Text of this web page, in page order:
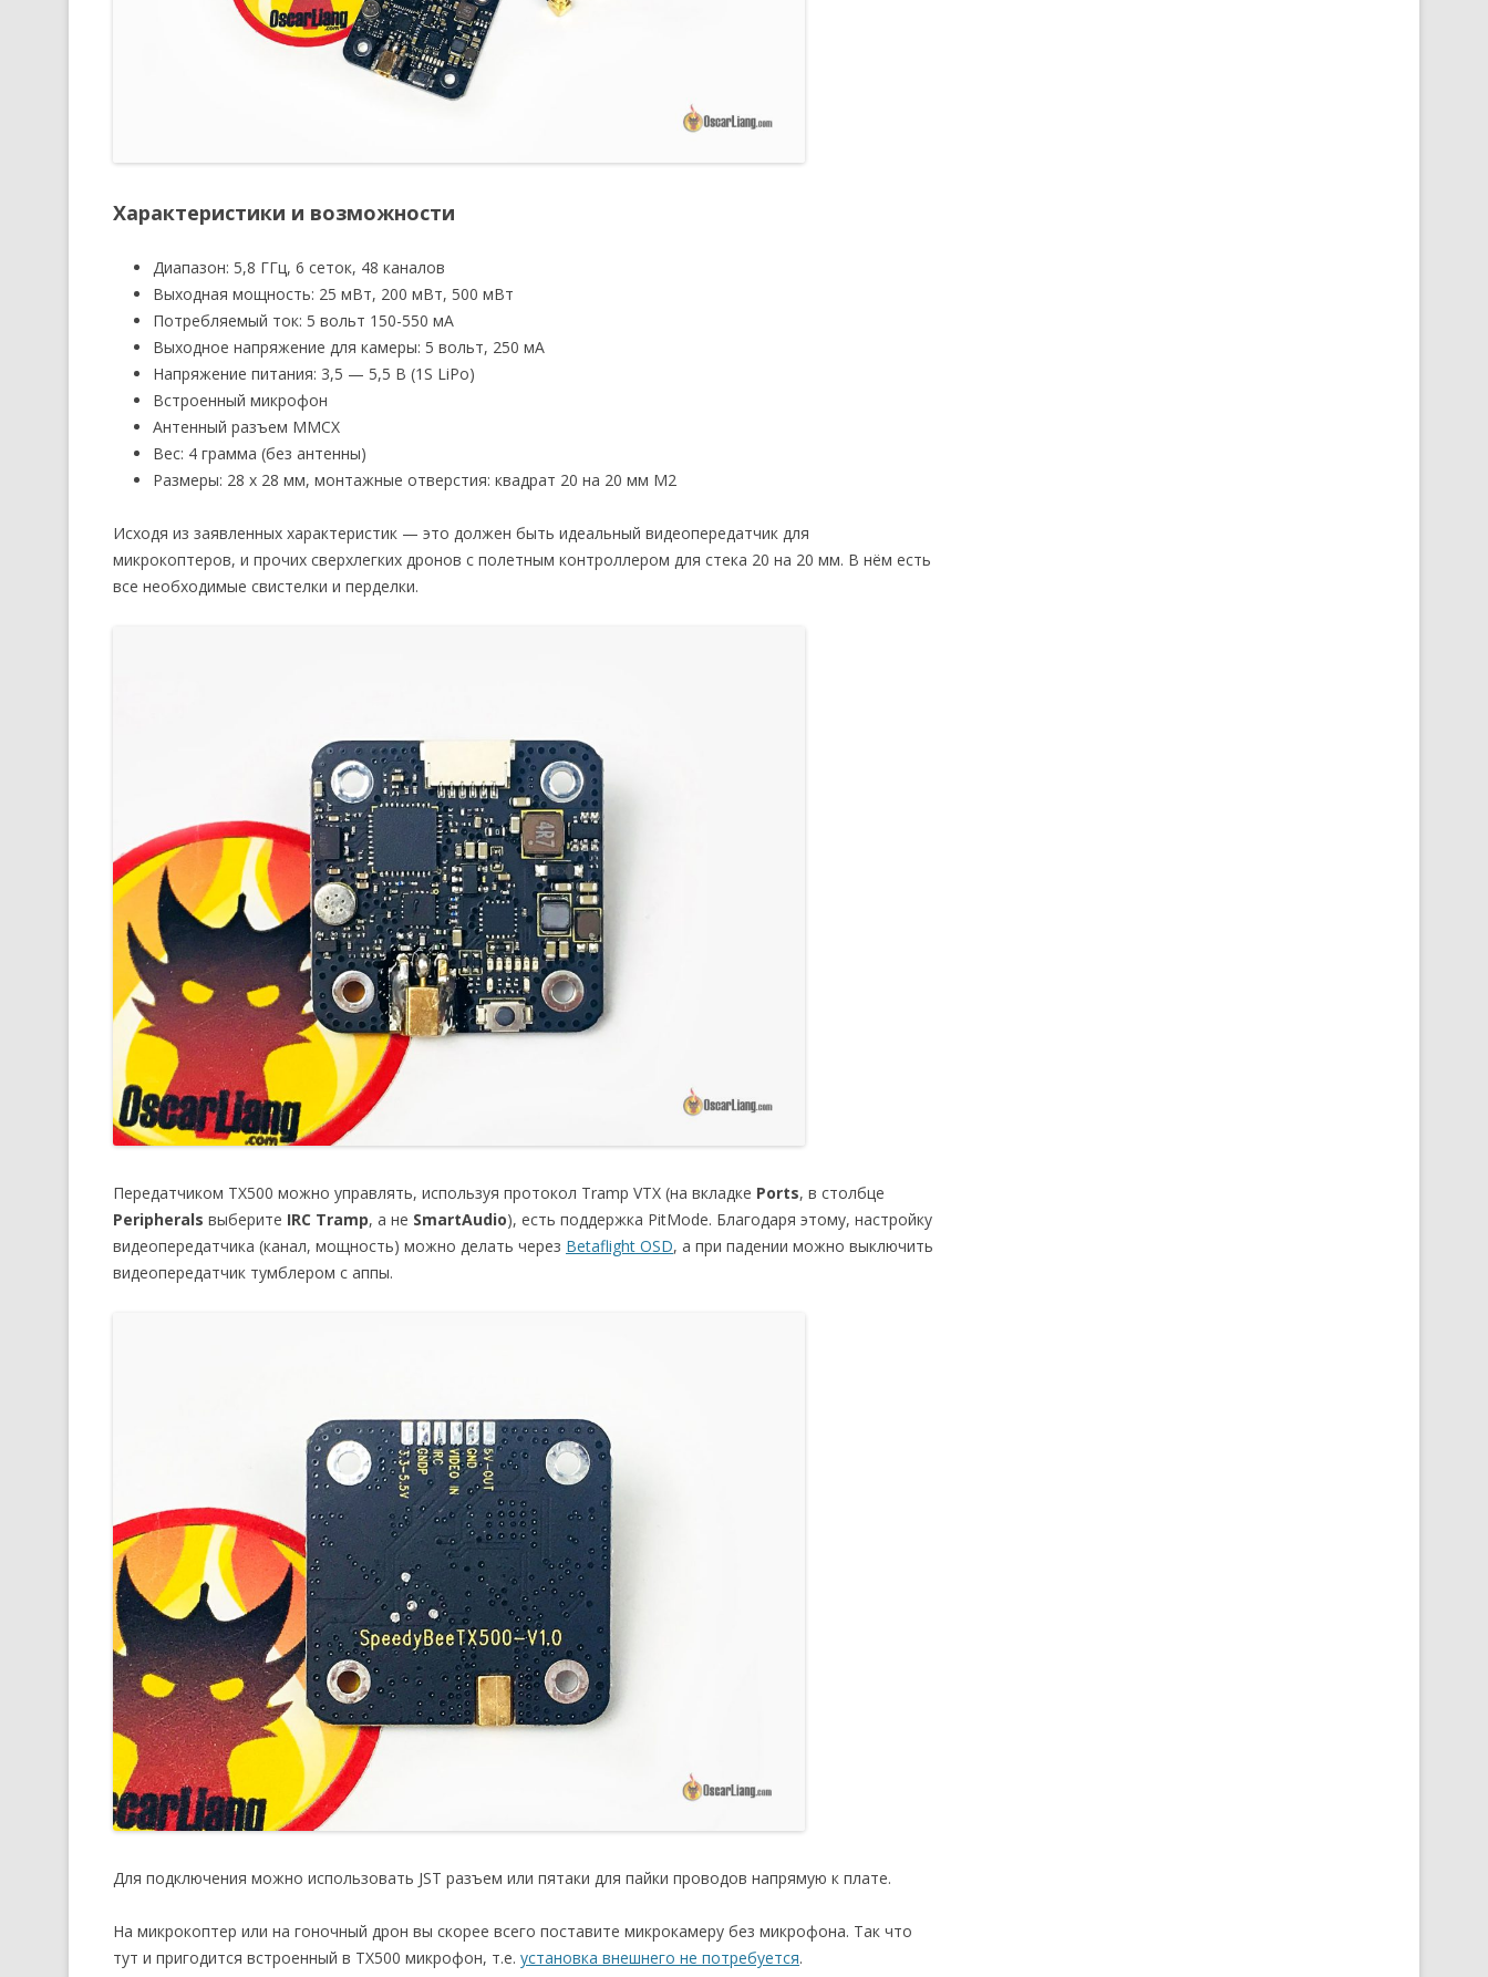
Характеристики и возможности
Диапазон: 5,8 ГГц, 6 сеток, 48 каналов
Выходная мощность: 25 мВт, 200 мВт, 500 мВт
Потребляемый ток: 5 вольт 150-550 мА
Выходное напряжение для камеры: 5 вольт, 250 мА
Напряжение питания: 3,5 — 5,5 В (1S LiPo)
Встроенный микрофон
Антенный разъем MMCX
Вес: 4 грамма (без антенны)
Размеры: 28 х 28 мм, монтажные отверстия: квадрат 20 на 20 мм М2
Исходя из заявленных характеристик — это должен быть идеальный видеопередатчик для
микрокоптеров, и прочих сверхлегких дронов с полетным контроллером для стека 20 на 20 мм. В нём есть
все необходимые свистелки и перделки.
Передатчиком TX500 можно управлять, используя протокол Tramp VTX (на вкладке Ports, в столбце
Peripherals выберите IRC Tramp, а не SmartAudio), есть поддержка PitMode. Благодаря этому, настройку
видеопередатчика (канал, мощность) можно делать через Betaflight OSD, а при падении можно выключить
видеопередатчик тумблером с аппы.
Для подключения можно использовать JST разъем или пятаки для пайки проводов напрямую к плате.
На микрокоптер или на гоночный дрон вы скорее всего поставите микрокамеру без микрофона. Так что
тут и пригодится встроенный в TX500 микрофон, т.е. установка внешнего не потребуется.